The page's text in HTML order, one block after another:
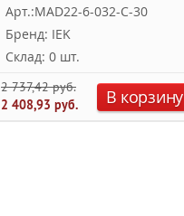
Арт.:MAD22-6-032-C-30
Бренд: IEK
Склад: 0 шт.
2 737,42 руб.
2 408,93 руб.
В корзину